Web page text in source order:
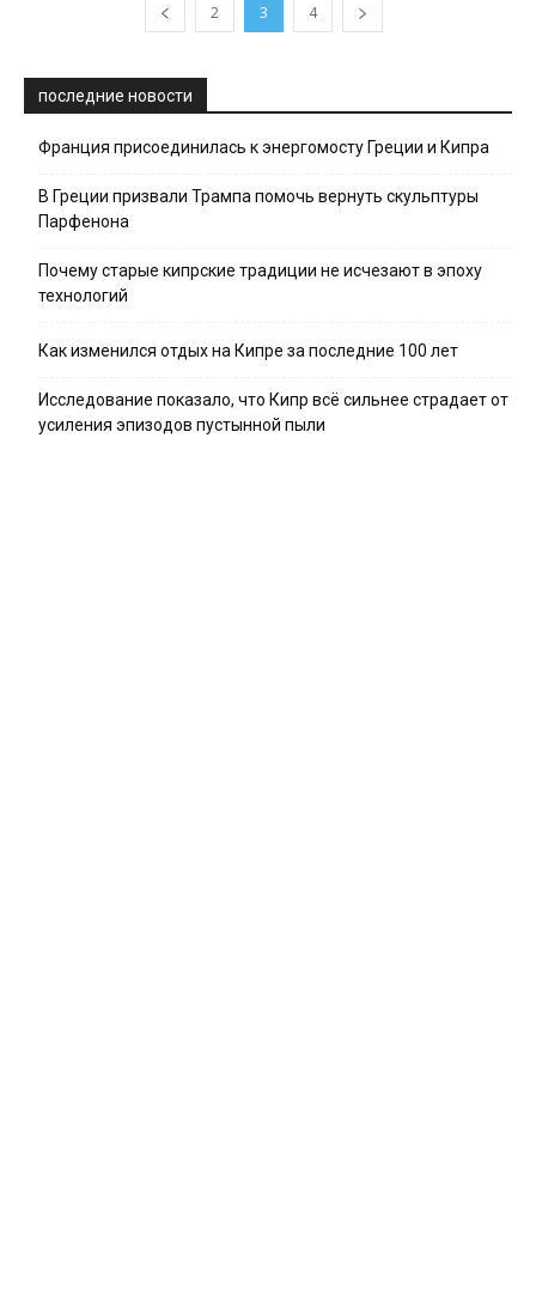
2 3 4
последние новости
Франция присоединилась к энергомосту Греции и Кипра
В Греции призвали Трампа помочь вернуть скульптуры
Парфенона
Почему старые кипрские традиции не исчезают в эпоху
технологий
Как изменился отдых на Кипре за последние 100 лет
Исследование показало, что Кипр всё сильнее страдает от
усиления эпизодов пустынной пыли